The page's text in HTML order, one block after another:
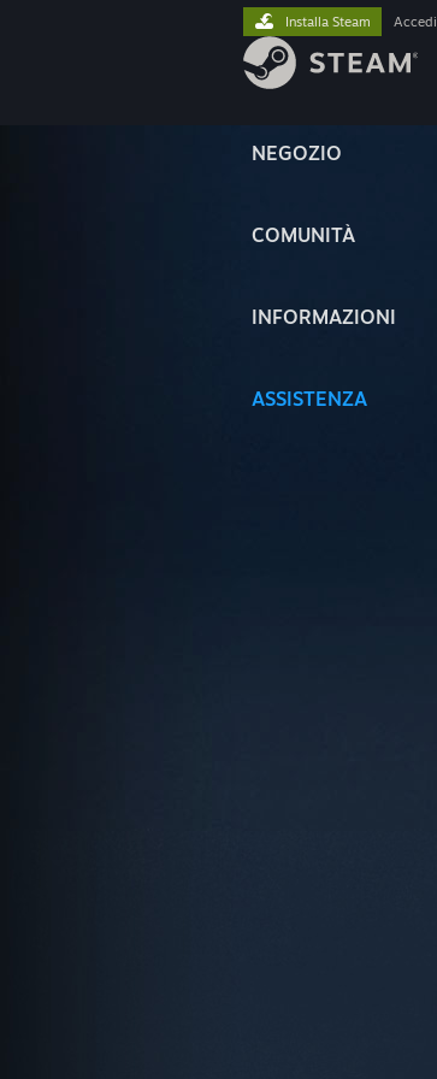
NEGOZIO
COMUNITÀ
INFORMAZIONI
ASSISTENZA
Installa Steam Accedi